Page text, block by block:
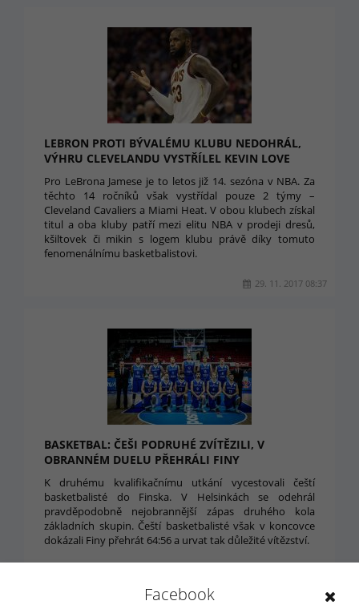
LEBRON PROTI BÝVALÉMU KLUBU NEDOHRÁL,
VÝHRU CLEVELANDU VYSTŘÍLEL KEVIN LOVE
Pro LeBrona Jamese je to letos již 14. sezóna v NBA. Za
těchto 14 ročníků však vystřídal pouze 2 týmy –
Cleveland Cavaliers a Miami Heat. V obou klubech získal
titul a oba kluby patří mezi elitu NBA v prodeji dresů,
kšiltovek či mikin s logem klubu právě díky tomuto
fenomenálnímu basketbalistovi.
29. 11. 2017 08:37
BASKETBAL: ČEŠI PODRUHÉ ZVÍTĚZILI, V
OBRANNÉM DUELU PŘEHRÁLI FINY
K druhému kvalifikačnímu utkání vycestovali čeští
basketbalisté do Finska. V Helsinkách se odehrál
pravděpodobně nejobrannější zápas druhého kola
základních skupin. Čeští basketbalisté však v koncovce
dokázali Finy přehrát 64:56 a urvat tak důležité vítězství.
Facebook